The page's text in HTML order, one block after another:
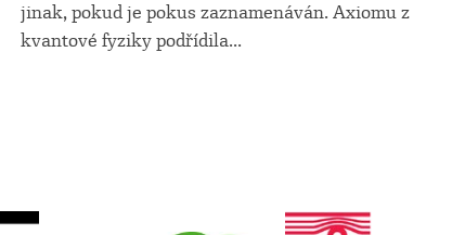
jinak, pokud je pokus zaznamenáván. Axiomu z
kvantové fyziky podřídila...